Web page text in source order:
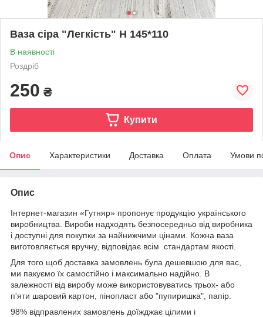
Ваза сіра "Легкість" Н 145*110
В наявності
Роздріб
250 ₴
Купити
Опис Характеристики Доставка Оплата Умови
Опис
Інтернет-магазин «Гутняр» пропонує продукцію українського
виробництва. Вироби надходять безпосередньо від виробника
і доступні для покупки за найнижчими цінами. Кожна ваза
виготовляється вручну, відповідає всім стандартам якості.
Для того щоб доставка замовлень була дешевшою для вас,
ми пакуємо їх самостійно і максимально надійно. В
залежності від виробу може використовуватись трьох- або
п'яти шаровий картон, пінопласт або "пупиришка", папір.
98% відправлених замовлень доїжджає цілими і